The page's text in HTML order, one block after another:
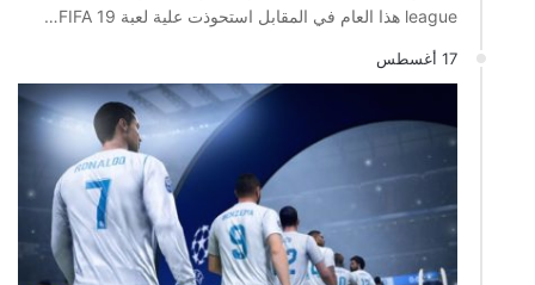
league هذا العام في المقابل استحوذت علية لعبة FIFA 19…
17 أغسطس